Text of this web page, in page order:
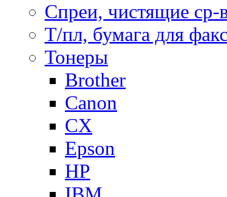
Спреи, чистящие ср-
Т/пл, бумага для
Тонеры
Brother
Canon
CX
Epson
HP